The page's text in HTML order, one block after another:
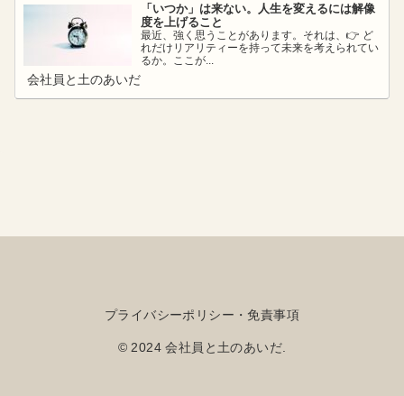
「いつか」は来ない。人生を変えるには解像
度を上げること
最近、強く思うことがあります。それは、👉 ど
れだけリアリティーを持って未来を考えられてい
るか。ここが...
会社員と土のあいだ
プライバシーポリシー・免責事項
© 2024 会社員と土のあいだ.